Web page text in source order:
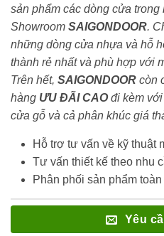
sản phẩm các dòng cửa trong
Showroom SAIGONDOOR.
những dòng cửa nhựa và hỗ
thành rẻ nhất và phù hợp với
Trên hết, SAIGONDOOR còn
hàng ƯU ĐÃI CAOđi kèm
cửa gỗ và cả phân khúc giá
Hỗ trợ tư vấn về kỹ thuật
Tư vấn thiết kế theo nhu
Phân phối sản phẩm
Yêu